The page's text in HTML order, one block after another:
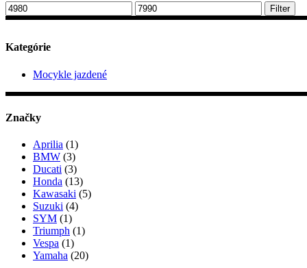
Minimálna
cena
Maximálna
cena
Filter
Kategórie
Mocykle jazdené
Značky
Aprilia (1)
BMW (3)
Ducati (3)
Honda (13)
Kawasaki (5)
Suzuki (4)
SYM (1)
Triumph (1)
Vespa (1)
Yamaha (20)